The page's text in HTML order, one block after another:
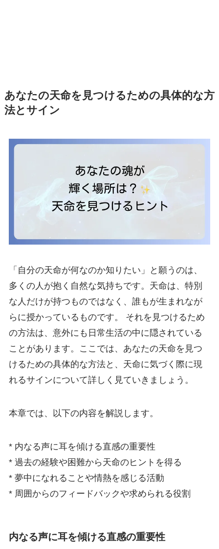
あなたの天命を見つけるための具体的な方
法とサイン
「自分の天命が何なのか知りたい」と願うのは、
多くの人が抱く自然な気持ちです。天命は、特別
な人だけが持つものではなく、誰もが生まれなが
らに授かっているものです。 それを見つけるため
の方法は、意外にも日常生活の中に隠されている
ことがあります。ここでは、あなたの天命を見つ
けるための具体的な方法と、天命に気づく際に現
れるサインについて詳しく見ていきましょう。
本章では、以下の内容を解説します。
* 内なる声に耳を傾ける直感の重要性
* 過去の経験や困難から天命のヒントを得る
* 夢中になれることや情熱を感じる活動
* 周囲からのフィードバックや求められる役割
内なる声に耳を傾ける直感の重要性